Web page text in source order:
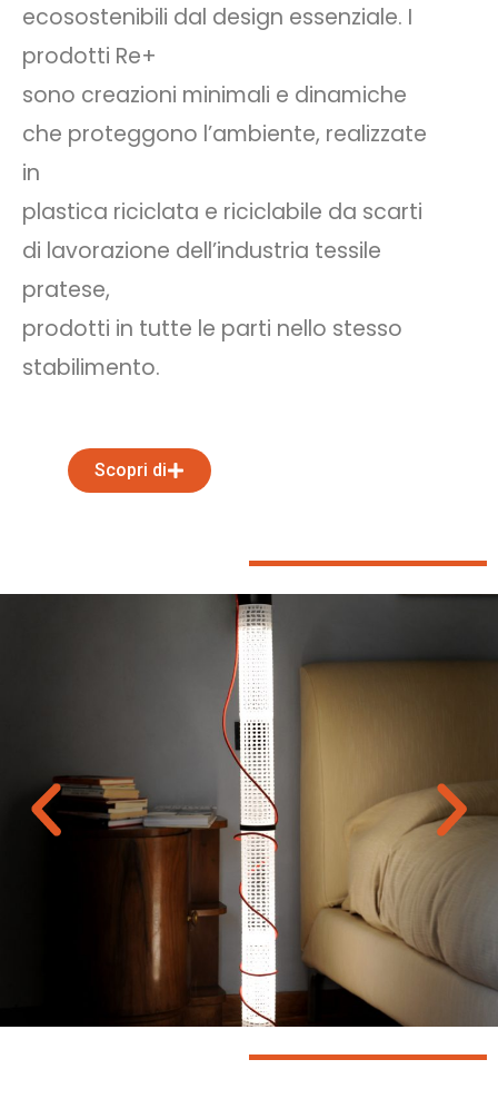
ecosostenibili dal design essenziale. I
prodotti Re+
sono creazioni minimali e dinamiche
che proteggono l’ambiente, realizzate
in
plastica riciclata e riciclabile da scarti
di lavorazione dell’industria tessile
pratese,
prodotti in tutte le parti nello stesso
stabilimento.
Scopri di